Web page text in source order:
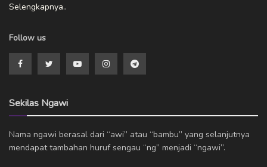
Selengkapnya..
Follow us
Sekilas Ngawi
Nama ngawi berasal dari “awi” atau “bambu” yang selanjutnya
mendapat tambahan huruf sengau “ng” menjadi “ngawi”.